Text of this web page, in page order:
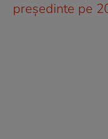
preşedinte pe